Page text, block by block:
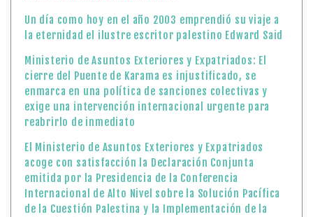
Un día como hoy en el año 2003 emprendió su viaje a
la eternidad el ilustre escritor palestino Edward Said
Ministerio de Asuntos Exteriores y Expatriados: El
cierre del Puente de Karama es injustificado, se
enmarca en una política de sanciones colectivas y
exige una intervención internacional urgente para
reabrirlo de inmediato
El Ministerio de Asuntos Exteriores y Expatriados
acoge con satisfacción la Declaración Conjunta
emitida por la Presidencia de la Conferencia
Internacional de Alto Nivel sobre la Solución Pacífica
de la Cuestión Palestina y la Implementación de la